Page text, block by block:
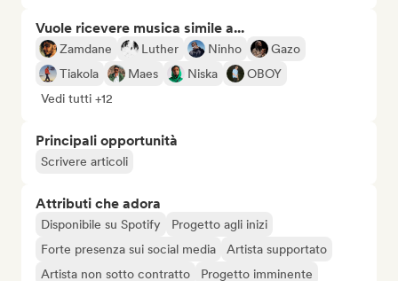
Vuole ricevere musica simile a...
Zamdane Luther Ninho
Gazo
Tiakola
Maes Niska
OBOY
Vedi tutti +12
Principali opportunità
Scrivere articoli
Attributi che adora
Disponibile su Spotify
Progetto agli inizi
Forte presenza sui social media
Artista supportato
Artista non sotto contratto
Progetto imminente